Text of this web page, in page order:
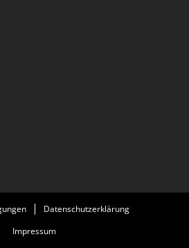
Datenschutzerklärung
Impressum